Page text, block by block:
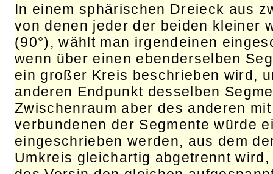
In einem sphärischen Dreieck aus
von denen jeder der beiden kleiner
(90°), wählt man irgendeinen
wenn über einen ebenderselben
ein großer Kreis beschrieben wird,
anderen Endpunkt desselben
Zwischenraum aber des anderen
verbundenen der Segmente würde
eingeschrieben werden, aus dem
Umkreis gleichartig abgetrennt